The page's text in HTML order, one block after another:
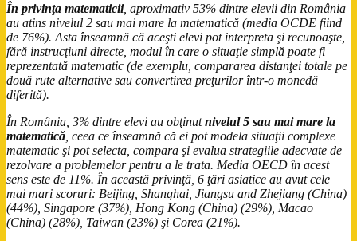
În privinţa matematicii, aproximativ 53% dintre elevii din România
au atins nivelul 2 sau mai mare la matematică (media OCDE fiind
de 76%). Asta înseamnă că aceşti elevi pot interpreta şi recunoaşte,
fără instrucţiuni directe, modul în care o situaţie simplă poate fi
reprezentată matematic (de exemplu, compararea distanţei totale pe
două rute alternative sau convertirea preţurilor într-o monedă
diferită).
În România, 3% dintre elevi au obţinutnivelul 5 sau mai mare la
matematică , ceea ce înseamnă că ei pot modela situaţii complexe
matematic şi pot selecta, compara şi evalua strategiile adecvate de
rezolvare a problemelor pentru a le trata. Media OECD în acest
sens este de 11%. În această privinţă, 6 ţări asiatice au avut cele
mai mari scoruri: Beijing, Shanghai, Jiangsu and Zhejiang (China)
(44%), Singapore (37%), Hong Kong (China) (29%), Macao
(China) (28%), Taiwan (23%) şi Corea (21%).